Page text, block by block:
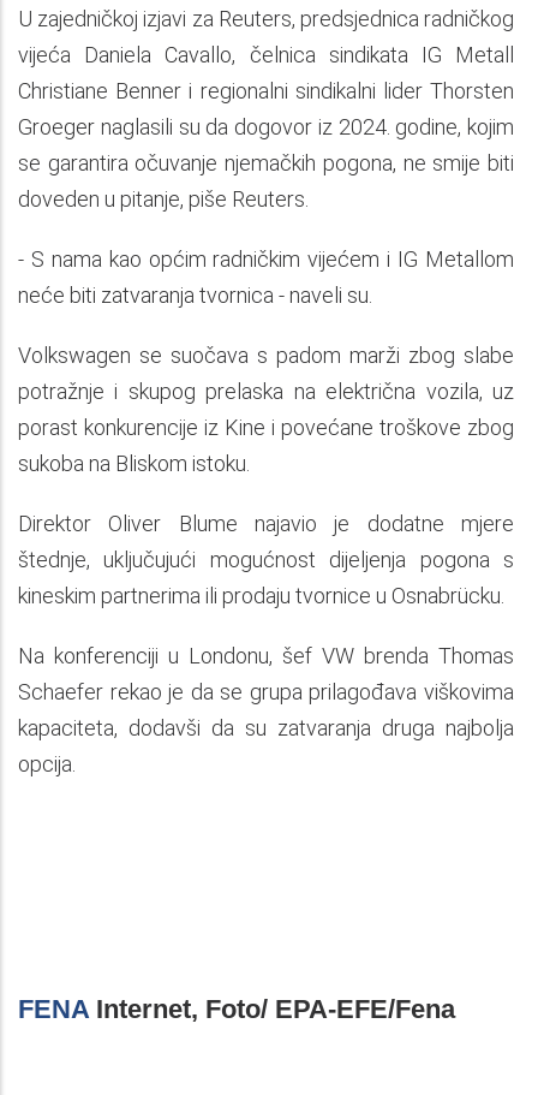
U zajedničkoj izjavi za Reuters, predsjednica radničkog
vijeća Daniela Cavallo, čelnica sindikata IG Metall
Christiane Benner i regionalni sindikalni lider Thorsten
Groeger naglasili su da dogovor iz 2024. godine, kojim
se garantira očuvanje njemačkih pogona, ne smije biti
doveden u pitanje, piše Reuters.
- S nama kao općim radničkim vijećem i IG Metallom
neće biti zatvaranja tvornica - naveli su.
Volkswagen se suočava s padom marži zbog slabe
potražnje i skupog prelaska na električna vozila, uz
porast konkurencije iz Kine i povećane troškove zbog
sukoba na Bliskom istoku.
Direktor Oliver Blume najavio je dodatne mjere
štednje, uključujući mogućnost dijeljenja pogona s
kineskim partnerima ili prodaju tvornice u Osnabrücku.
Na konferenciji u Londonu, šef VW brenda Thomas
Schaefer rekao je da se grupa prilagođava viškovima
kapaciteta, dodavši da su zatvaranja druga najbolja
opcija.
FENA Internet, Foto/ EPA-EFE/Fena